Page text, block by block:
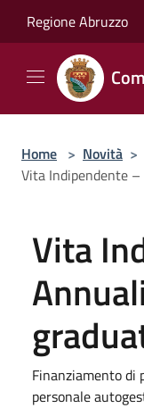
Regione Abruzzo
Home > Novità >
Vita Indipendente
Vita
Finanziamento di
personale